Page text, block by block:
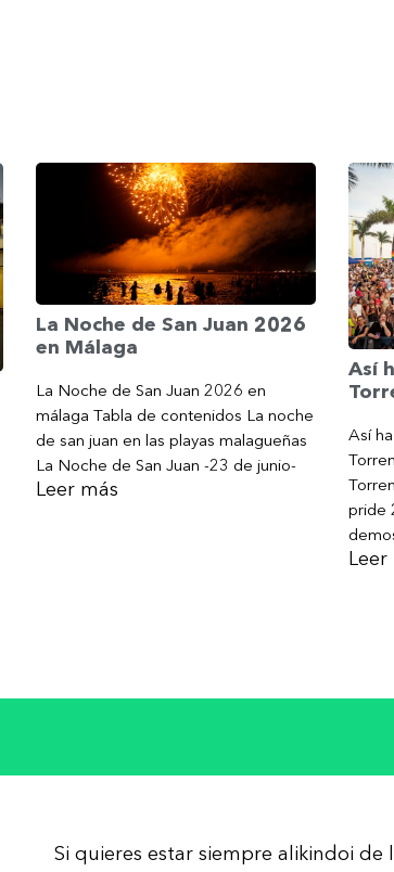
La Noche de San Juan 2026
en Málaga
La Noche de San Juan 2026 en
málaga Tabla de contenidos La noche
de san juan en las playas malagueñas
La Noche de San Juan -23 de junio-
Leer más
Así
Así
pride
Leer
Si quieres estar siempre alikindoi de